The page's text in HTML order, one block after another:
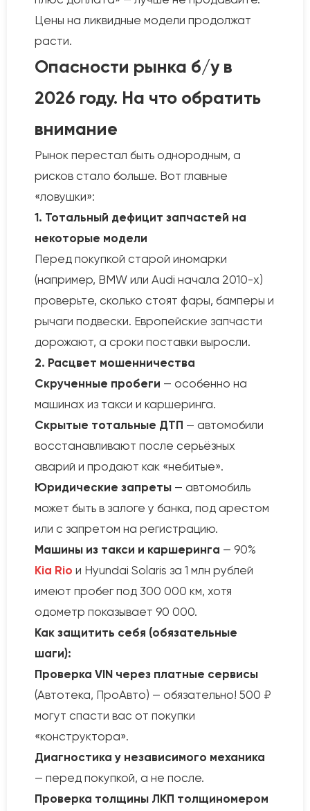
Цены на ликвидные модели продолжат
расти.
Опасности рынка б/у в
2026 году. На что обратить
внимание
Рынок перестал быть однородным, а
рисков стало больше. Вот главные
«ловушки»:
1. Тотальный дефицит запчастей на
некоторые модели
Перед покупкой старой иномарки
(например, BMW или Audi начала 2010-х)
проверьте, сколько стоят фары, бамперы и
рычаги подвески. Европейские запчасти
дорожают, а сроки поставки выросли.
2. Расцвет мошенничества
Скрученные пробеги — особенно на
машинах из такси и каршеринга.
Скрытые тотальные ДТП — автомобили
восстанавливают после серьёзных
аварий и продают как «небитые».
Юридические запреты — автомобиль
может быть в залоге у банка, под арестом
или с запретом на регистрацию.
Машины из такси и каршеринга — 90%
Kia Rio и Hyundai Solaris за 1 млн рублей
имеют пробег под 300 000 км, хотя
одометр показывает 90 000.
Как защитить себя (обязательные
шаги):
Проверка VIN через платные сервисы
(Автотека, ПроАвто) — обязательно! 500 ₽
могут спасти вас от покупки
«конструктора».
Диагностика у независимого механика
— перед покупкой, а не после.
Проверка толщины ЛКП толщиномером